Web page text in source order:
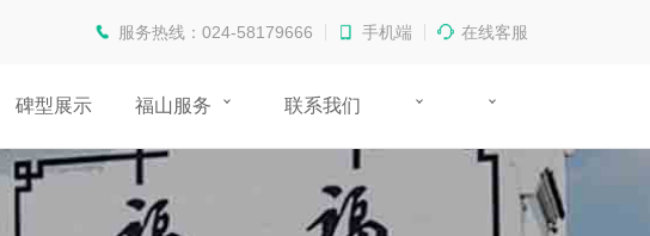
服务热线：024-58179666 手机端 在线客服
碑型展示 福山服务 联系我们